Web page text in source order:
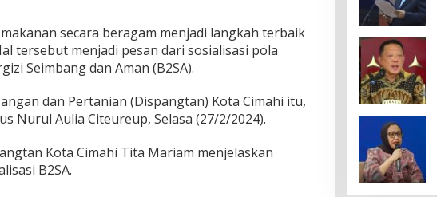
secara beragam menjadi langkah terbaik
tersebut menjadi pesan dari sosialisasi pola
Seimbang dan Aman (B2SA).
dan Pertanian (Dispangtan) Kota Cimahi itu,
Nurul Aulia Citeureup, Selasa (27/2/2024).
Kota Cimahi Tita Mariam menjelaskan
B2SA.